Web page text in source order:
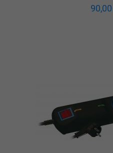
90,00